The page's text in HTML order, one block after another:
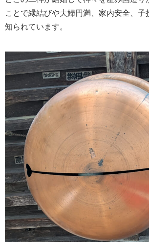
ことで縁結びや夫婦円満、家内安全、子
知られています。